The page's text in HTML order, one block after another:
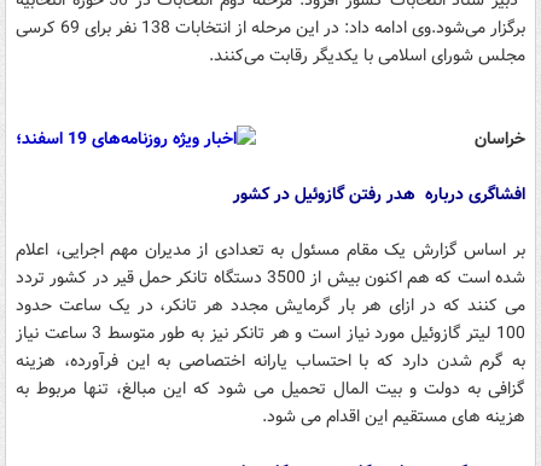
برگزار می‌شود.وی ادامه داد: در این مرحله از انتخابات 138 نفر برای 69 کرسی
مجلس شورای اسلامی با یکدیگر رقابت می‌کنند.
خراسان
افشاگری درباره هدر رفتن گازوئیل در کشور
بر اساس گزارش یک مقام مسئول به تعدادی از مدیران مهم اجرایی، اعلام
شده است که هم اکنون بیش از 3500 دستگاه تانکر حمل قیر در کشور تردد
می کنند که در ازای هر بار گرمایش مجدد هر تانکر، در یک ساعت حدود
100 لیتر گازوئیل مورد نیاز است و هر تانکر نیز به طور متوسط 3 ساعت نیاز
به گرم شدن دارد که با احتساب یارانه اختصاصی به این فرآورده، هزینه
گزافی به دولت و بیت المال تحمیل می شود که این مبالغ، تنها مربوط به
هزینه های مستقیم این اقدام می شود.